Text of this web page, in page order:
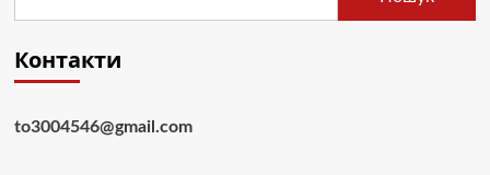
Контакти
to3004546@gmail.com